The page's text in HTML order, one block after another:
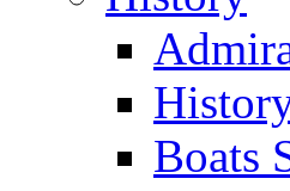
Boats